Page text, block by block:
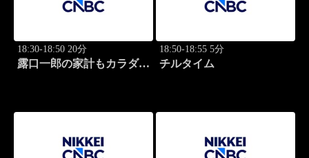
18:30-18:50 20分
露口一郎の家計もカラダも
18:50-18:55 5分
チルタイム